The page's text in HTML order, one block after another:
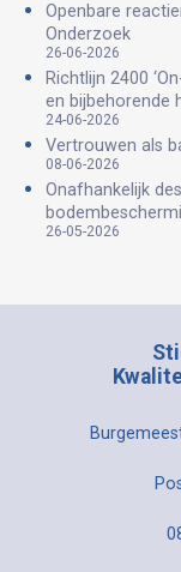
Openbare
Onderzoek
26-06-2026
Richtlijn 2400
en bijbehorende
24-06-2026
Vertrouwen als
08-06-2026
Onafhankelijk
26-05-2026